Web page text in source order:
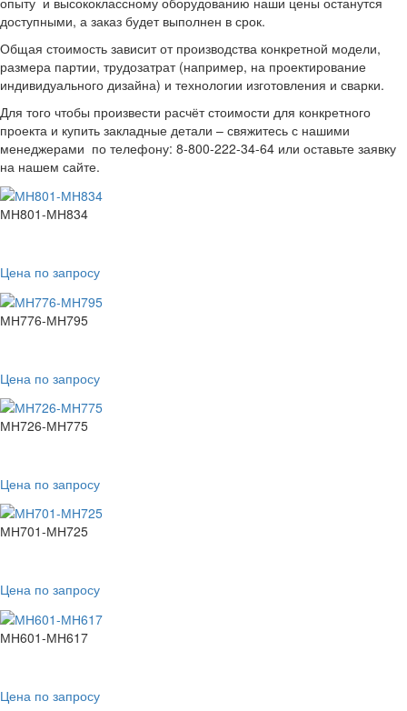
доступными, а заказ будет выполнен в срок.
Общая стоимость зависит от производства конкретной модели,
размера партии, трудозатрат (например, на проектирование
индивидуального дизайна) и технологии изготовления и сварки.
Для того чтобы произвести расчёт стоимости для конкретного
проекта и купить закладные детали – свяжитесь с нашими
менеджерами по телефону: 8-800-222-34-64 или оставьте заявку
на нашем сайте.
МН801-МН834
Цена по запросу
МН776-МН795
Цена по запросу
МН726-МН775
Цена по запросу
МН701-МН725
Цена по запросу
МН601-МН617
Цена по запросу